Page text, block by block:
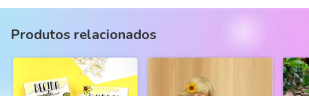
Produtos relacionados